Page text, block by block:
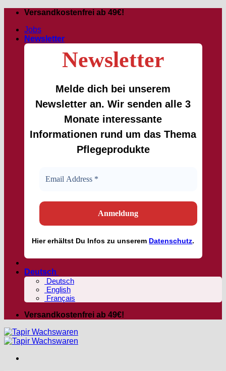
Zum
springen
Versandkostenfrei ab 49€!
Jobs
Newsletter
Newsletter
Melde dich bei unserem
Newsletter an. Wir senden alle 3
Monate interessante
Informationen rund um das Thema
Pflegeprodukte
Hiererhältst Du Infos zu unserem Datenschutz.
Deutsch
Deutsch
English
Français
Versandkostenfrei ab 49€!